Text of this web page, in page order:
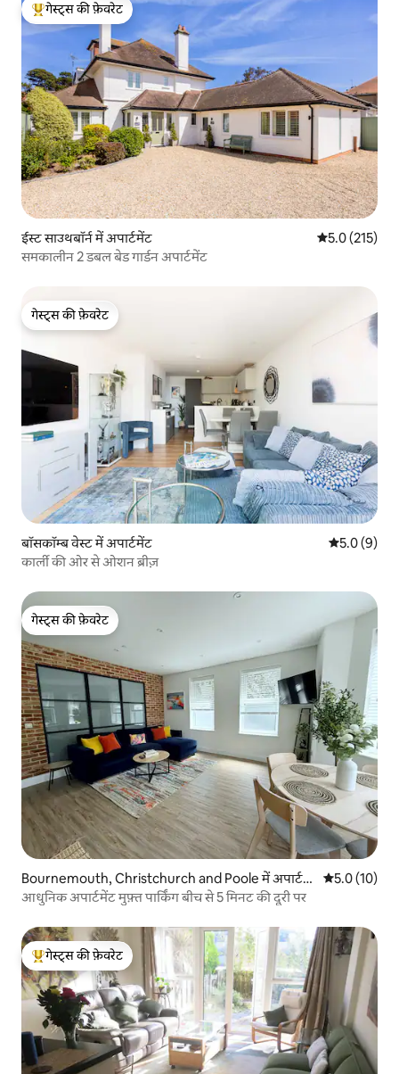
गेस्ट्स का टॉप फ़ेवरेट
गेस्ट्स की फ़ेवरेट
ईस्ट साउथबॉर्न में अपार्टमेंट औसत रेटिंग 5 में
5.0 (215)
समकालीन 2 डबल बेड गार्डन अपार्टमेंट
गेस्ट्स की फ़ेवरेट
गेस्ट्स की फ़ेवरेट
बॉसकॉम्ब वेस्ट में अपार्टमेंट औसत रेटिंग 5
5.0 (9)
कार्ली की ओर से ओशन ब्रीज़
गेस्ट्स की फ़ेवरेट
गेस्ट्स की फ़ेवरेट
Bournemouth, Christchurch and Poole में अपार्ट
मेंट
औसत रेटिंग 5
5.0 (10)
आधुनिक अपार्टमेंट मुफ़्त पार्किंग बीच से 5 मिनट की दूरी पर
गेस्ट्स का टॉप फ़ेवरेट
गेस्ट्स की फ़ेवरेट